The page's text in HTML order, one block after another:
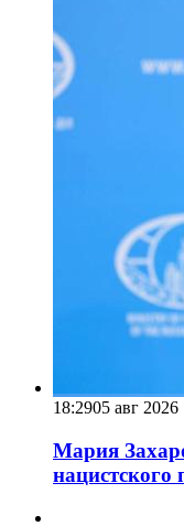
18:2905 авг 2026
Мария
нацистского